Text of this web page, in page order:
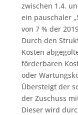
zwischen 1.4.
ein pauschaler
von 7 % der
Durch den
Kosten
förderbaren
oder
Übersteigt der
der Zuschuss
Dieser wird